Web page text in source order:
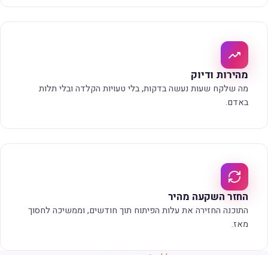
מהירות ודיוק
מה שלקח שעות נעשה בדקות, בלי טעויות הקלדה ובלי תלות
באדם.
החזר השקעה מהיר
התוכנה החזירה את עלות הפיתוח תוך חודשים, וממשיכה לחסוך
מאז.